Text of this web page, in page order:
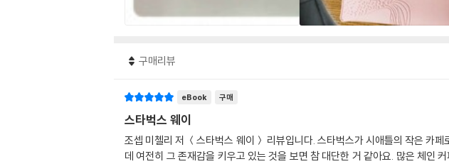
구매리뷰
eBook 구매
스타벅스 웨이
조셉 미첼리 저 ＜스타벅스 웨이＞ 리뷰입니다. 스타벅스가 시애틀의 작은 카
데 여전히 그 존재감을 키우고 있는 것을 보면 참 대단한 거 같아요. 많은 체인